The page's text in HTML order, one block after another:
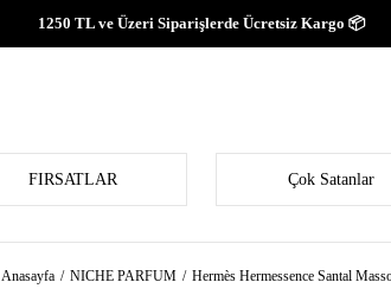
1250 TL ve Üzeri Siparişlerde Ücretsiz Kargo 📦
FIRSATLAR Çok Satanlar
Anasayfa NICHE PARFUM Hermès Hermessence Santal